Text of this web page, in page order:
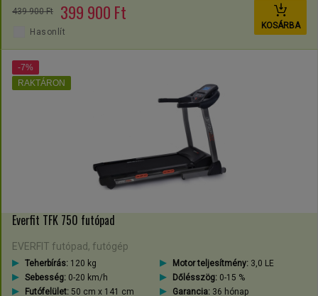
439 900 Ft 399 900 Ft
KOSÁRBA
Hasonlít
Everfit TFK 750 futópad
EVERFIT futópad, futógép
Teherbírás: 120 kg Motor teljesítmény:3,0 LE
Sebesség: 0-20 km/h Dőlésszög:0-15 %
Futófelület: 50 cm x 141 cm Garancia:36 hónap
-7%
RAKTÁRON